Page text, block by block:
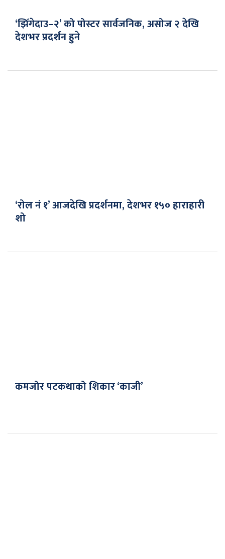
‘झिँगेदाउ–२’ को पोस्टर सार्वजनिक, असोज २ देखि
देशभर प्रदर्शन हुने
‘रोल नं १’ आजदेखि प्रदर्शनमा, देशभर १५० हाराहारी
शो
कमजोर पटकथाको शिकार ‘काजी’